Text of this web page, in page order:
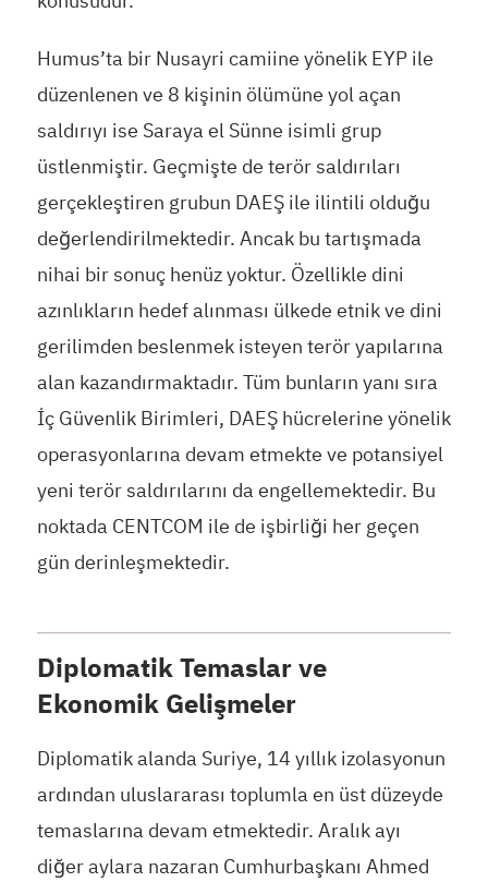
Humus’ta bir Nusayri camiine yönelik EYP ile
düzenlenen ve 8 kişinin ölümüne yol açan
saldırıyı ise Saraya el Sünne isimli grup
üstlenmiştir. Geçmişte de terör saldırıları
gerçekleştiren grubun DAEŞ ile ilintili olduğu
değerlendirilmektedir. Ancak bu tartışmada
nihai bir sonuç henüz yoktur. Özellikle dini
azınlıkların hedef alınması ülkede etnik ve dini
gerilimden beslenmek isteyen terör yapılarına
alan kazandırmaktadır. Tüm bunların yanı sıra
İç Güvenlik Birimleri, DAEŞ hücrelerine yönelik
operasyonlarına devam etmekte ve potansiyel
yeni terör saldırılarını da engellemektedir. Bu
noktada CENTCOM ile de işbirliği her geçen
gün derinleşmektedir.
Diplomatik Temaslar ve
Ekonomik Gelişmeler
Diplomatik alanda Suriye, 14 yıllık izolasyonun
ardından uluslararası toplumla en üst düzeyde
temaslarına devam etmektedir. Aralık ayı
diğer aylara nazaran Cumhurbaşkanı Ahmed